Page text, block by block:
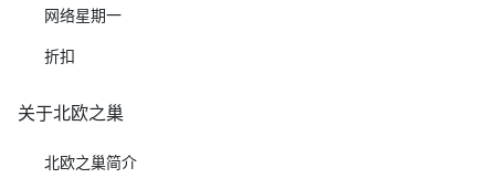
网络星期一
折扣
关于北欧之巢
北欧之巢简介